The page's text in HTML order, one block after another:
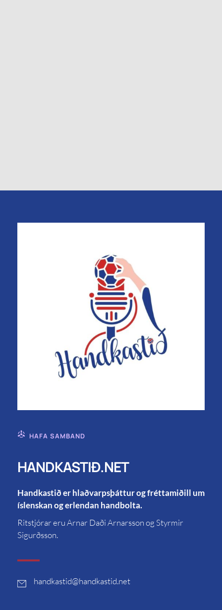
HAFA SAMBAND
HANDKASTIÐ.NET
Handkastið er hlaðvarpsþáttur og fréttamiðill um
íslenskan og erlendan handbolta.
Ritstjórar eru Arnar Daði Arnarsson og Styrmir
Sigurðsson.
handkastid@handkastid.net